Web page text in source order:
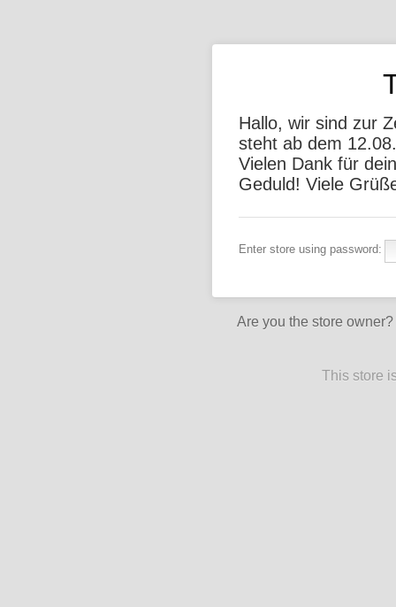
Hallo, wir sind zur
steht ab dem
Vielen Dank für
Geduld! Viele
Enter store using password:
Are you the store owner?
This store